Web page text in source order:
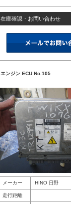
在庫確認・お問い合わせ
エンジン ECU No.105
メーカー HINO 日野
走行距離